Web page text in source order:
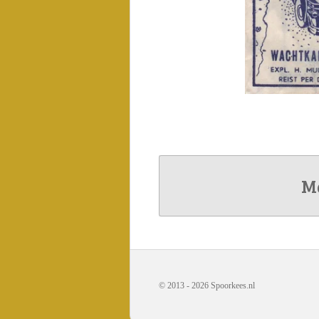
© 2013 - 2026 Spoorkees.nl